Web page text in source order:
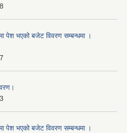
पेश भएको बजेट विवरण सम्बन्धमा ।
पेश भएको बजेट विवरण सम्बन्धमा ।